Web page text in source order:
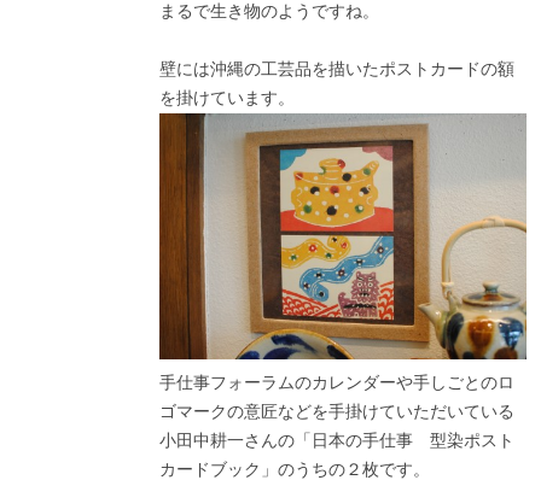
まるで生き物のようですね。
壁には沖縄の工芸品を描いたポストカードの額
を掛けています。
手仕事フォーラムのカレンダーや手しごとのロ
ゴマークの意匠などを手掛けていただいている
小田中耕一さんの「日本の手仕事 型染ポスト
カードブック」のうちの２枚です。